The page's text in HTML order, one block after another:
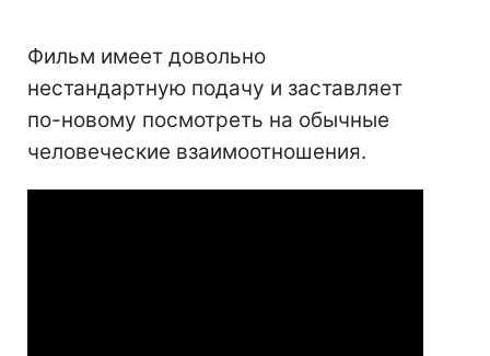
Фильм имеет довольно
нестандартную подачу и заставляет
по-новому посмотреть на обычные
человеческие взаимоотношения.